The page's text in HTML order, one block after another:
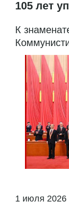
105 лет
К
1 июля 2026